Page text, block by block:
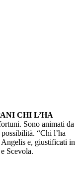
CHI L’HA
Sono animati da
“Chi l’ha
e, giustificati in
Scevola.